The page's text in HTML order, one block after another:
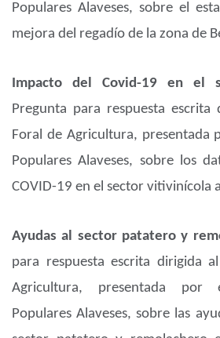
Populares Alaveses, sobre el
mejora del regadío de la zona de
Impacto del Covid-19 en el
Pregunta para respuesta
Foral de Agricultura, presentada
Populares Alaveses, sobre los
COVID-19 en el sector vitivinícola
Ayudas al sector patatero y
para respuesta escrita dirigida
Agricultura, presentada
Populares Alaveses, sobre las